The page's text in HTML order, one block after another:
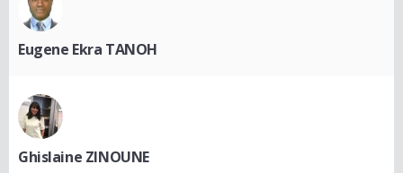
Eugene Ekra TANOH
Ghislaine ZINOUNE